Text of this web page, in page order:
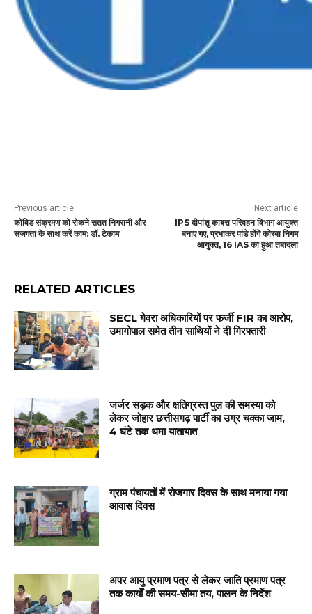
Previous article
कोविड संक्रमण को रोकने सतत निगरानी और
सजगता के साथ करें काम: डॉ. टेकाम
Next article
IPS दीपांशु काबरा परिवहन विभाग आयुक्त
बनाए गए, प्रभाकर पांडे होंगे कोरबा निगम
आयुक्त, 16 IAS का हुआ तबादला
RELATED ARTICLES
SECL गेवरा अधिकारियों पर फर्जी FIR का आरोप,
उमागोपाल समेत तीन साथियों ने दी गिरफ्तारी
जर्जर सड़क और क्षतिग्रस्त पुल की समस्या को
लेकर जोहार छत्तीसगढ़ पार्टी का उग्र चक्का जाम,
4 घंटे तक थमा यातायात
ग्राम पंचायतों में रोजगार दिवस के साथ मनाया गया
आवास दिवस
अपर आयु प्रमाण पत्र से लेकर जाति प्रमाण पत्र
तक कार्यों की समय-सीमा तय, पालन के निर्देश